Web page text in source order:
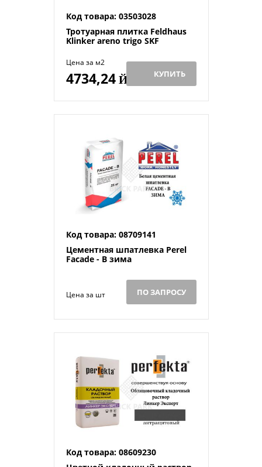
Код товара: 03503028
Тротуарная плитка Feldhaus
Klinker areno trigo SKF
Цена за м2
4734,24Й КУПИТЬ
Код товара: 08709141
Цементная шпатлевка Perel
Facade - B зима
Цена за шт ПО ЗАПРОСУ
Код товара: 08609230